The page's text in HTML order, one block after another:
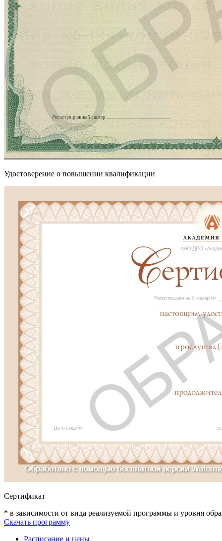
Удостоверение о повышении квалификации
Сертификат
* в зависимости от вида реализуемой программы и уровня
Скачать программу
Расписание и цены